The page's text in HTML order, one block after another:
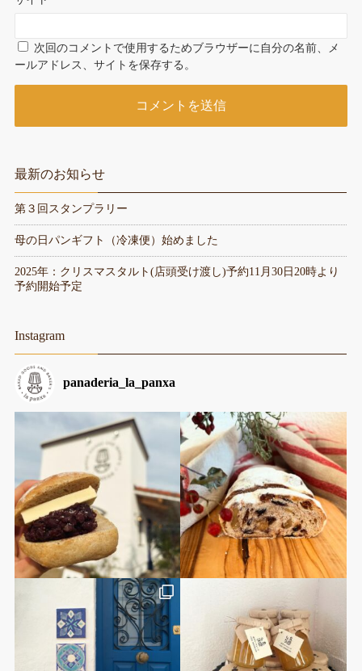
次回のコメントで使用するためブラウザーに自分の名前、メ
ールアドレス、サイトを保存する。
最新のお知らせ
第３回スタンプラリー
母の日パンギフト（冷凍便）始めました
2025年：クリスマスタルト(店頭受け渡し)予約11月30日20時より
予約開始予定
Instagram
panaderia_la_panxa